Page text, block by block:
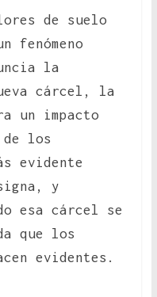
de suelo
fenómeno
la
cárcel, la
un impacto
los
evidente
y
esa cárcel se
que los
evidentes.